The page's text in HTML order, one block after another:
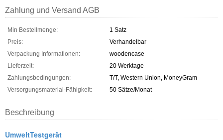
Zahlung und Versand AGB
Min Bestellmenge:
1 Satz
Preis:
Verhandelbar
Verpackung Informationen:
woodencase
Lieferzeit:
20 Werktage
Zahlungsbedingungen:
T/T, Western Union, MoneyGram
Versorgungsmaterial-Fähigkeit:
50 Sätze/Monat
Beschreibung
UmweltTestgerät